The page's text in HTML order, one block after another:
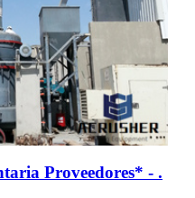
Proveedores* - .